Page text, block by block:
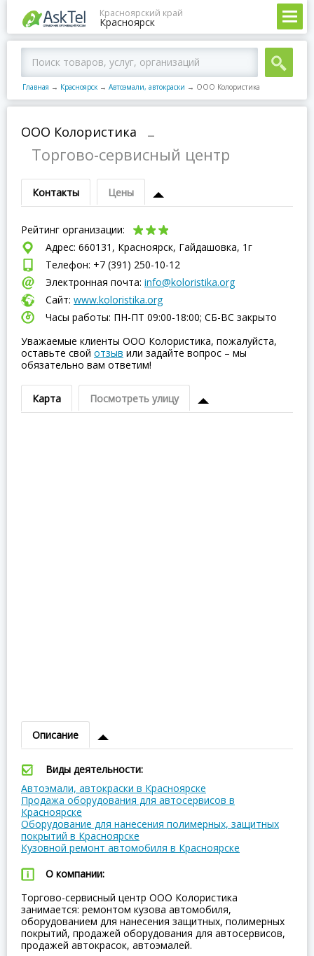
Красноярский край
Красноярск
Главная → Красноярск → Автоэмали, автокраски → ООО Колористика
ООО Колористика
–
Торгово-сервисный центр
Контакты Цены
Рейтинг организации:
Адрес: 660131, Красноярск, Гайдашовка, 1г
Телефон: +7 (391) 250-10-12
Электронная почта: info@koloristika.org
Сайт: www.koloristika.org
Часы работы: ПН-ПТ 09:00-18:00; СБ-ВC закрыто
Уважаемые клиенты ООО Колористика, пожалуйста,
оставьте свой отзыв или задайте вопрос – мы
обязательно вам ответим!
Карта Посмотреть улицу
Описание
Виды деятельности:
Автоэмали, автокраски в Красноярске
Продажа оборудования для автосервисов в
Красноярске
Оборудование для нанесения полимерных, защитных
покрытий в Красноярске
Кузовной ремонт автомобиля в Красноярске
О компании:
Торгово-сервисный центр ООО Колористика
занимается: ремонтом кузова автомобиля,
оборудованием для нанесения защитных, полимерных
покрытий, продажей оборудования для автосервисов,
продажей автокрасок, автоэмалей.